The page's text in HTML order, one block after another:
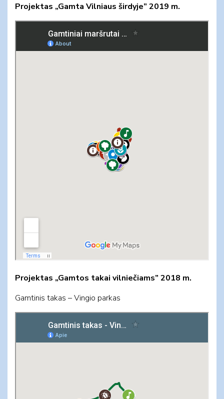
Projektas „Gamta Vilniaus širdyje” 2019 m.
Projektas „Gamtos takai vilniečiams” 2018 m.
Gamtinis takas – Vingio parkas